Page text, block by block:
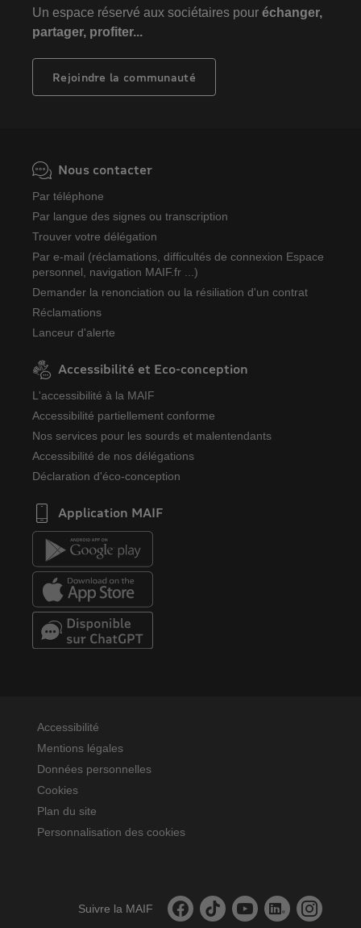
Un espace réservé aux sociétaires pour échanger,
partager, profiter...
Rejoindre la communauté
Nous contacter
Par téléphone
Par langue des signes ou transcription
Trouver votre délégation
Par e-mail (réclamations, difficultés de connexion Espace
personnel, navigation MAIF.fr ...)
Demander la renonciation ou la résiliation d'un contrat
Réclamations
Lanceur d'alerte
Accessibilité et Eco-conception
L'accessibilité à la MAIF
Accessibilité partiellement conforme
Nos services pour les sourds et malentendants
Accessibilité de nos délégations
Déclaration d'éco-conception
Application MAIF
Accessibilité
Mentions légales
Données personnelles
Cookies
Plan du site
Personnalisation des cookies
Suivre la MAIF La MAIF sur facebook
La MAIF sur tiktok
La MAIF sur youtube
La MAIF sur
La MAIF